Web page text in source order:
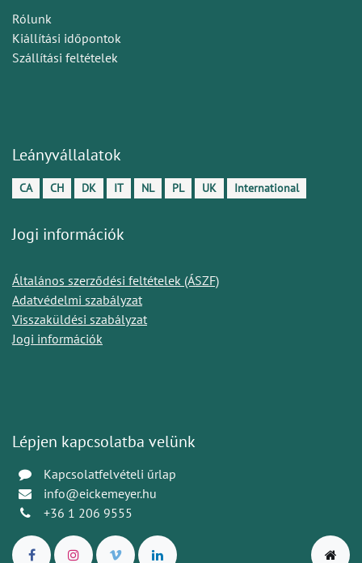
Rólunk
Kiállítási időpontok
Szállítási feltételek
Leányvállalatok
CA CH DK IT NL PL UK International
Jogi információk
Általános szerződési feltételek (ÁSZF)
Adatvédelmi szabályzat
Visszaküldési szabályzat
Jogi információk
Lépjen kapcsolatba velünk
Kapcsolatfelvételi űrlap
info@eickemeyer.hu
+36 1 206 9555